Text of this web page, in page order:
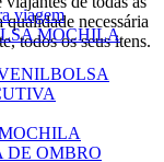
necessária
todos os seus itens.
viagem
MOCHILA
BOLSA
DE OMBRO